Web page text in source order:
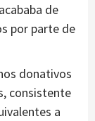
de
por parte de
donativos
consistente
a